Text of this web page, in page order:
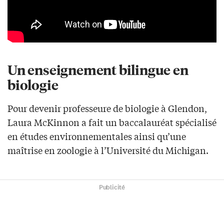
Un enseignement bilingue en
biologie
Pour devenir professeure de biologie à Glendon,
Laura McKinnon a fait un baccalauréat spécialisé
en études environnementales ainsi qu’une
maîtrise en zoologie à l’Université du Michigan.
Publicité